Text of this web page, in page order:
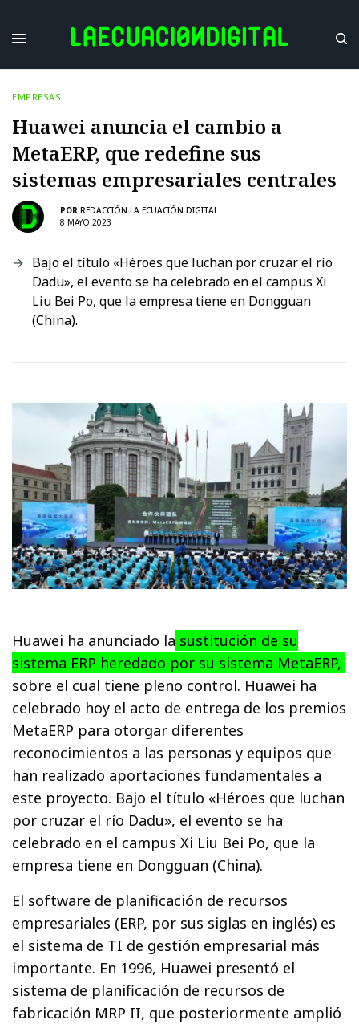
EMPRESAS
Huawei anuncia el cambio a
MetaERP, que redefine sus
sistemas empresariales centrales
POR REDACCIÓN LA ECUACIÓN DIGITAL
8 MAYO 2023
Bajo el título «Héroes que luchan por cruzar el río
Dadu», el evento se ha celebrado en el campus Xi
Liu Bei Po, que la empresa tiene en Dongguan
(China).
Huawei ha anunciado la sustitución de su
sistema ERP heredado por su sistema MetaERP,
sobre el cual tiene pleno control. Huawei ha
celebrado hoy el acto de entrega de los premios
MetaERP para otorgar diferentes
reconocimientos a las personas y equipos que
han realizado aportaciones fundamentales a
este proyecto. Bajo el título «Héroes que luchan
por cruzar el río Dadu», el evento se ha
celebrado en el campus Xi Liu Bei Po, que la
empresa tiene en Dongguan (China).
El software de planificación de recursos
empresariales (ERP, por sus siglas en inglés) es
el sistema de TI de gestión empresarial más
importante. En 1996, Huawei presentó el
sistema de planificación de recursos de
fabricación MRP II, que posteriormente amplió